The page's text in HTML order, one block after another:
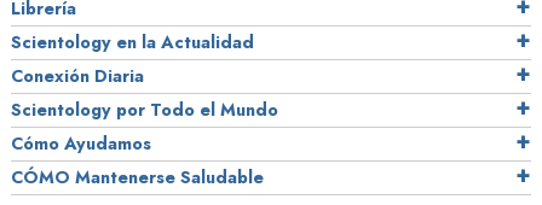
Librería
Scientology en la Actualidad
Conexión Diaria
Scientology por Todo el Mundo
Cómo Ayudamos
CÓMO Mantenerse Saludable